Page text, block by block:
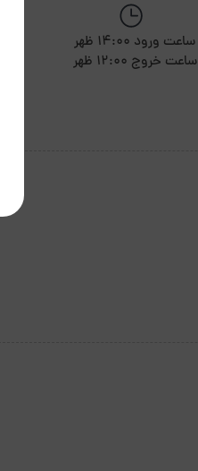
ساعت ورود 14:00 ظهر
ساعت خروج 12:00 ظهر